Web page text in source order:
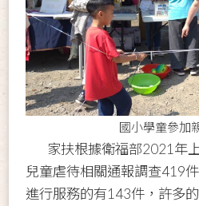
國小學童參加
家扶根據衛福部2021年
兒童虐待相關通報調查419
進行服務的有143件，許多